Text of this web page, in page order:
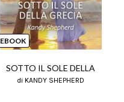
EBOOK
SOTTO IL SOLE DELLA
di KANDY SHEPHERD